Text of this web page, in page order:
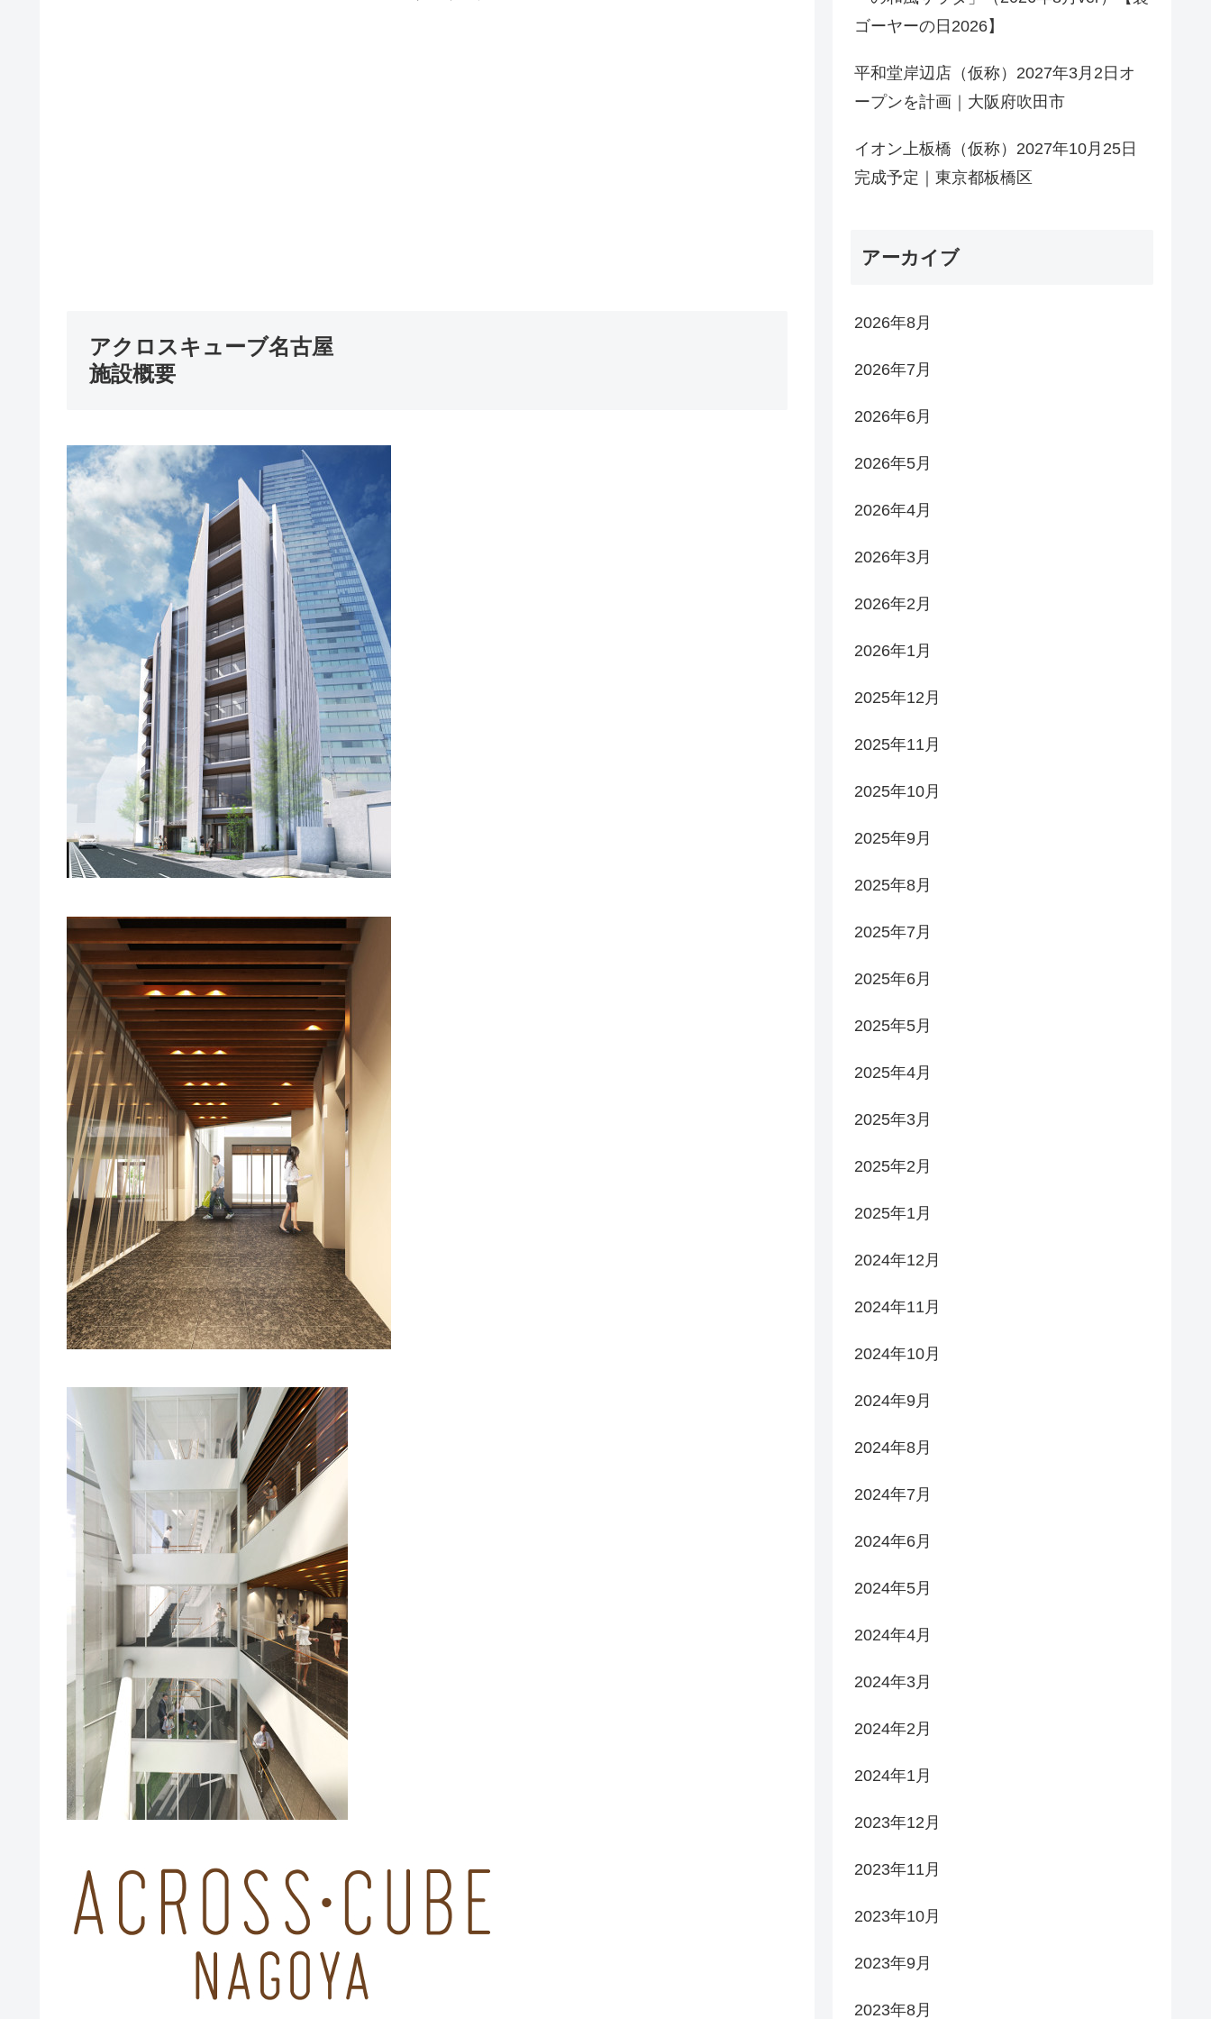
アクロスキューブ名古屋
施設概要
ゴーヤーの日2026】
平和堂岸辺店（仮称）2027年3月2日オ
ープンを計画｜大阪府吹田市
イオン上板橋（仮称）2027年10月25日
完成予定｜東京都板橋区
アーカイブ
2026年8月
2026年7月
2026年6月
2026年5月
2026年4月
2026年3月
2026年2月
2026年1月
2025年12月
2025年11月
2025年10月
2025年9月
2025年8月
2025年7月
2025年6月
2025年5月
2025年4月
2025年3月
2025年2月
2025年1月
2024年12月
2024年11月
2024年10月
2024年9月
2024年8月
2024年7月
2024年6月
2024年5月
2024年4月
2024年3月
2024年2月
2024年1月
2023年12月
2023年11月
2023年10月
2023年9月
2023年8月